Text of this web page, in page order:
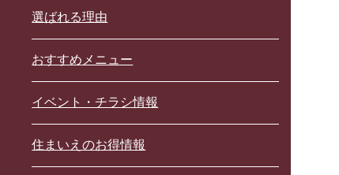
選ばれる理由
おすすめメニュー
イベント・チラシ情報
住まいえのお得情報